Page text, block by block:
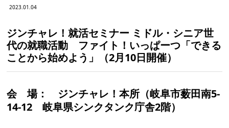
2023.01.04
ジンチャレ！就活セミナー ミドル・シニア世
代の就職活動 ファイト！いっぱーつ「できる
ことから始めよう」（2月10日開催）
会 場：
ジンチャレ！本所（岐阜市薮田南5-
14-12 岐阜県シンクタンク庁舎2階）